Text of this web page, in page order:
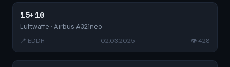
15+10
Luftwaffe · Airbus A321neo
📍 EDDH 02.03.2025 👁 428